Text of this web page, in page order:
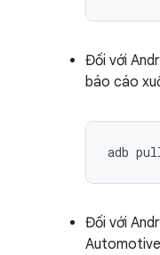
Đối với
báo cáo
adb
Đối với